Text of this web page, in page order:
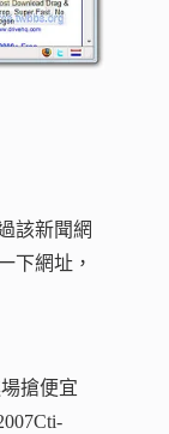
該新聞網
下網址，
搶便宜